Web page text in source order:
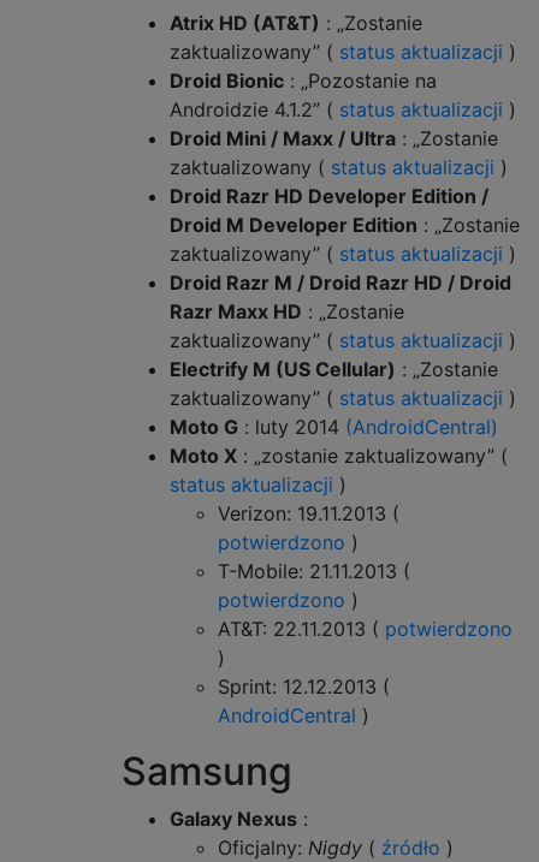
Atrix HD (AT&T) : „Zostanie
zaktualizowany” ( status aktualizacji )
Droid Bionic : „Pozostanie na
Androidzie 4.1.2” ( status aktualizacji )
Droid Mini / Maxx / Ultra : „Zostanie
zaktualizowany ( status aktualizacji )
Droid Razr HD Developer Edition /
Droid M Developer Edition : „Zostanie
zaktualizowany” ( status aktualizacji )
Droid Razr M / Droid Razr HD / Droid
Razr Maxx HD : „Zostanie
zaktualizowany” ( status aktualizacji )
Electrify M (US Cellular) : „Zostanie
zaktualizowany” ( status aktualizacji )
Moto G : luty 2014 (AndroidCentral)
Moto X : „zostanie zaktualizowany” (
status aktualizacji )
Verizon: 19.11.2013 (
potwierdzono )
T-Mobile: 21.11.2013 (
potwierdzono )
AT&T: 22.11.2013 ( potwierdzono
)
Sprint: 12.12.2013 (
AndroidCentral )
Samsung
Galaxy Nexus :
Oficjalny: Nigdy ( źródło )